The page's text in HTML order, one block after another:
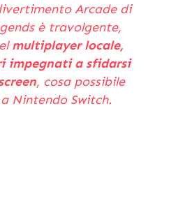
Arcade di
è travolgente,
multiplayer locale,
impegnati a sfidarsi
, cosa possibile
Nintendo Switch.